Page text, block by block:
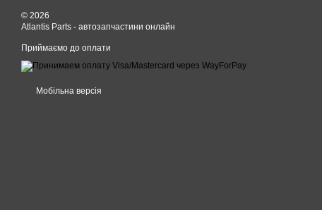
© 2026
Atlantis Parts - автозапчастини онлайн
Приймаємо до оплати
Мобільна версія